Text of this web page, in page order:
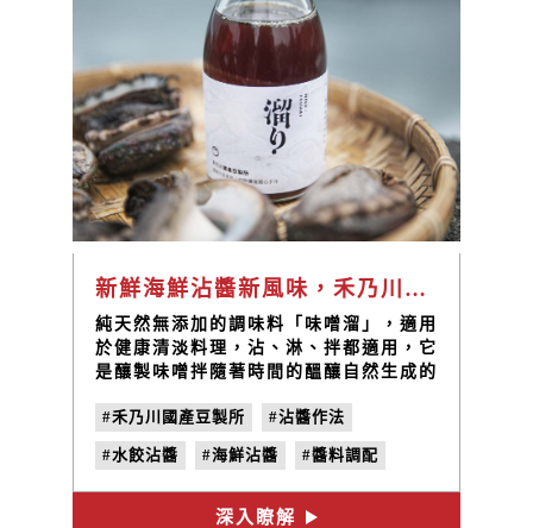
新鮮海鮮沾醬新風味，禾乃川味噌溜醬油低溫烹調最對味
純天然無添加的調味料「味噌溜」，適用
於健康清淡料理，沾、淋、拌都適用，它
是釀製味噌拌隨著時間的醞釀自然生成的
少，珍貴天然，淡雅的味噌香氣，伴著天
然海鹽的鹹味，是搭配海陸生鮮增味提
鮮，低度烹調最佳醬料，適用於清淡的料
理調味、各式沾醬淋醬拌醬，搭配高級生
魚片、海鮮、白斬雞、生菜沙拉、拌麵、
#禾乃川國產豆製所 #沾醬作法
#水餃沾醬 #海鮮沾醬 #醬料調配
#味噌溜
深入瞭解